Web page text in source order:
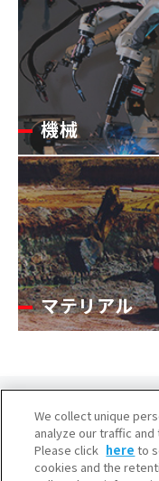
機械
マテリアル
We collect unique
analyze our traffic
Please click here to
cookies and the